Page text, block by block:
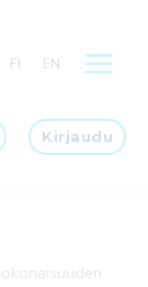
FI EN
Kirjaudu